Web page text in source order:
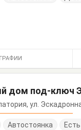
дом под-ключ
ул.
Автостоянка